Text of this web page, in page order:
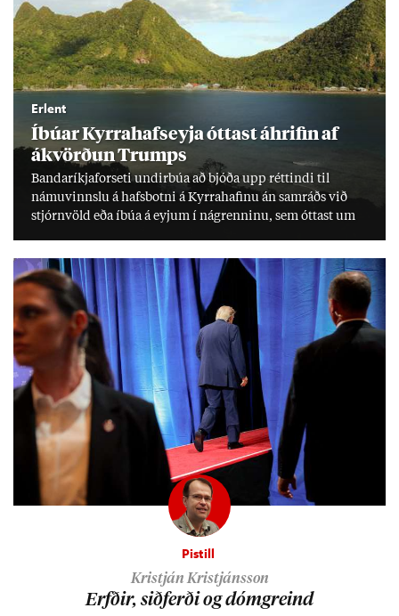
Erlent
Íbú­ar Kyrra­hafs­eyja ótt­ast áhrif­in af
ákvörð­un Trumps
Banda­ríkja­for­seti und­ir­búa að bjóða upp rétt­indi til
námu­vinnslu á hafs­botni á Kyrra­haf­inu án sam­ráðs við
stjórn­völd eða íbúa á eyj­um í ná­grenn­inu, sem ótt­ast um
Pistill
Kristján Kristjánsson
Erfð­ir, sið­ferði og dómgreind